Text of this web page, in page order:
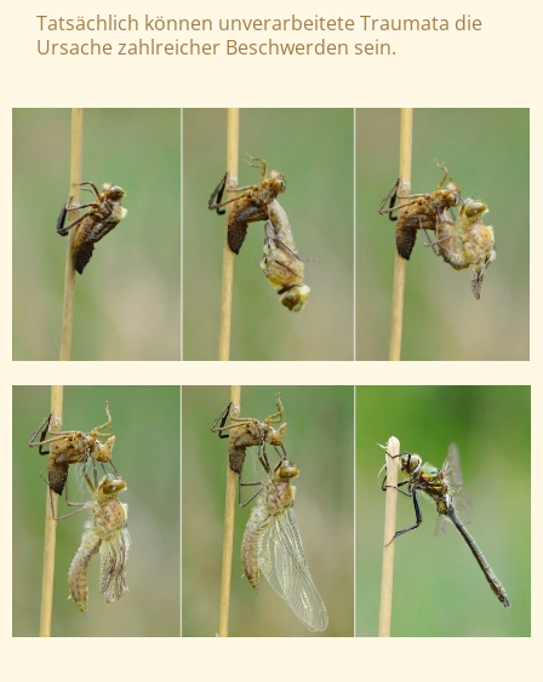
Tatsächlich können unverarbeitete Traumata die
Ursache zahlreicher Beschwerden sein.